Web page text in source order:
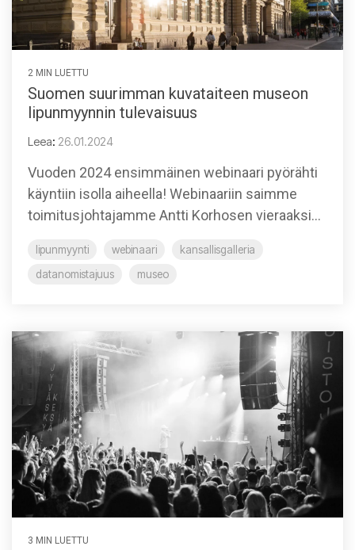
2 MIN LUETTU
Suomen suurimman kuvataiteen museon
lipunmyynnin tulevaisuus
Leea: 26.01.2024
Vuoden 2024 ensimmäinen webinaari pyörähti
käyntiin isolla aiheella! Webinaariin saimme
toimitusjohtajamme Antti Korhosen vieraaksi...
lipunmyynti webinaari
kansallisgalleria
datanomistajuus
museo
3 MIN LUETTU